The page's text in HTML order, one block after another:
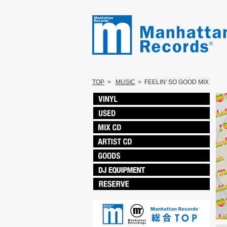
TOP > MUSIC > FEELIN' SO GOOD MIX